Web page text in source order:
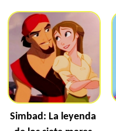
Simbad: La leyenda